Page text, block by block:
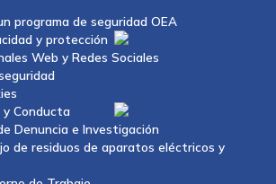
programa de seguridad OEA
y protección
Web y Redes Sociales
y Conducta
Denuncia e Investigación
de residuos de aparatos eléctricos y